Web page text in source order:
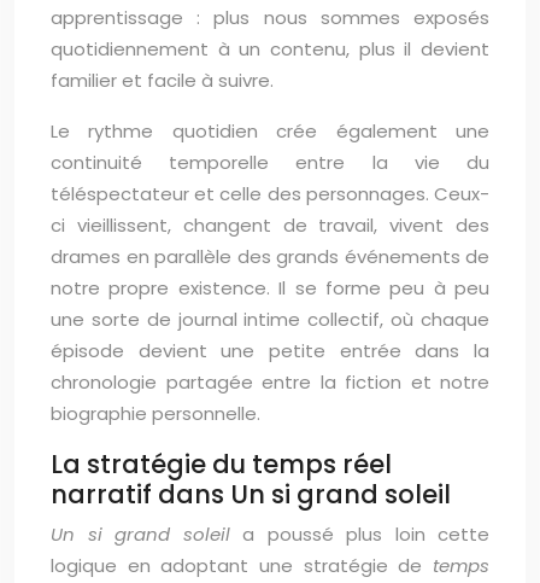
apprentissage : plus nous sommes exposés
quotidiennement à un contenu, plus il devient
familier et facile à suivre.
Le rythme quotidien crée également une
continuité temporelle entre la vie du
téléspectateur et celle des personnages. Ceux-
ci vieillissent, changent de travail, vivent des
drames en parallèle des grands événements de
notre propre existence. Il se forme peu à peu
une sorte de journal intime collectif, où chaque
épisode devient une petite entrée dans la
chronologie partagée entre la fiction et notre
biographie personnelle.
La stratégie du temps réel
narratif dans Un si grand soleil
Un si grand soleila poussé plus loin cette
logique en adoptant une stratégie de temps